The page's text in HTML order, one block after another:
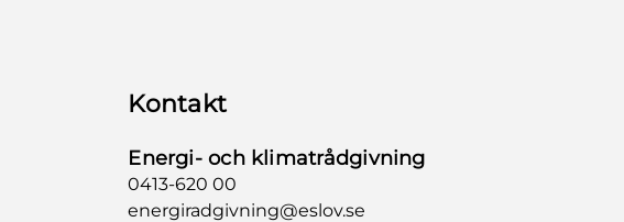
Kontakt
Energi- och klimatrådgivning
0413-620 00
energiradgivning@eslov.se